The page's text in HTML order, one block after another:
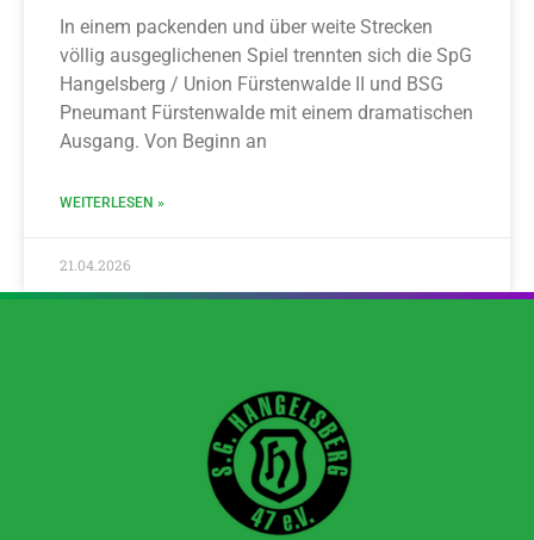
In einem packenden und über weite Strecken
völlig ausgeglichenen Spiel trennten sich die SpG
Hangelsberg / Union Fürstenwalde II und BSG
Pneumant Fürstenwalde mit einem dramatischen
Ausgang. Von Beginn an
WEITERLESEN »
21.04.2026